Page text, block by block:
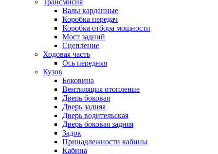
Трансмисия
Валы карданные
Коробка передач
Коробка отбора мощности
Мост задний
Сцепление
Ходовая часть
Ось передняя
Кузов
Боковина
Вентиляция отопление
Дверь боковая
Дверь задняя
Дверь водительская
Дверь боковая задняя
Задок
Принадлежности кабины
Кабина